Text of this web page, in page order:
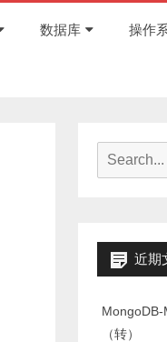
数据库 操作
Search
近期
MongoDB-
（转）